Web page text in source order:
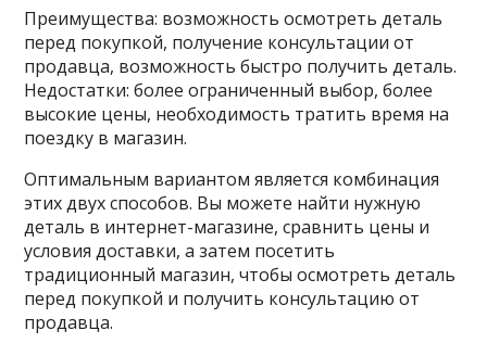
Преимущества: возможность осмотреть деталь
перед покупкой, получение консультации от
продавца, возможность быстро получить деталь.
Недостатки: более ограниченный выбор, более
высокие цены, необходимость тратить время на
поездку в магазин.
Оптимальным вариантом является комбинация
этих двух способов. Вы можете найти нужную
деталь в интернет-магазине, сравнить цены и
условия доставки, а затем посетить
традиционный магазин, чтобы осмотреть деталь
перед покупкой и получить консультацию от
продавца.